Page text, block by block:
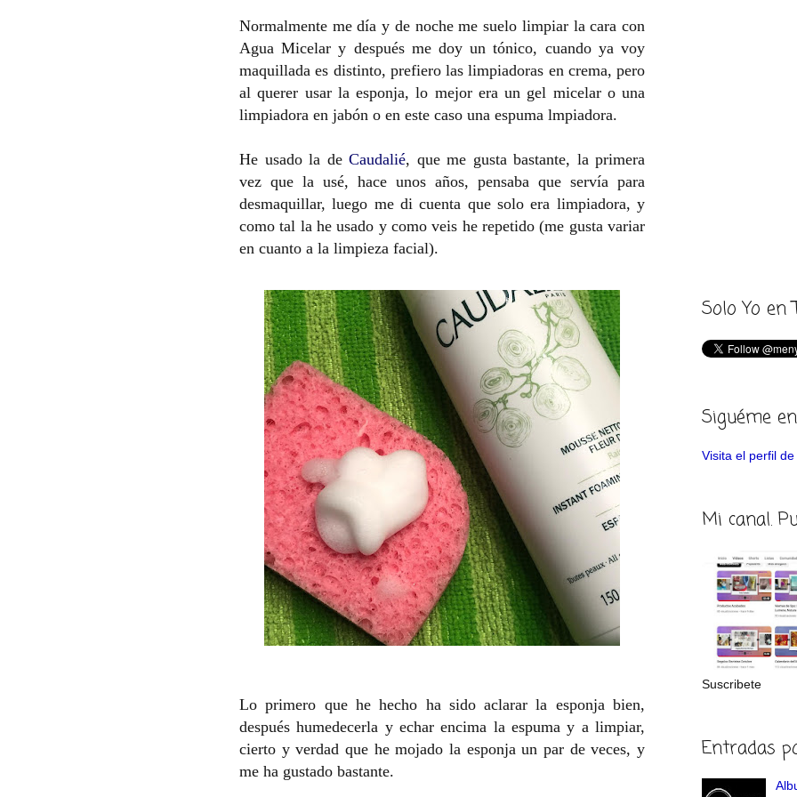
Normalmente me día y de noche me suelo limpiar la cara con
Agua Micelar y después me doy un tónico, cuando ya voy
maquillada es distinto, prefiero las limpiadoras en crema, pero
al querer usar la esponja, lo mejor era un gel micelar o una
limpiadora en jabón o en este caso una espuma lmpiadora.
He usado la de Caudalié, que me gusta bastante, la primera
vez que la usé, hace unos años, pensaba que servía para
desmaquillar, luego me di cuenta que solo era limpiadora, y
como tal la he usado y como veis he repetido (me gusta variar
en cuanto a la limpieza facial).
Lo primero que he hecho ha sido aclarar la esponja bien,
después humedecerla y echar encima la espuma y a limpiar,
cierto y verdad que he mojado la esponja un par de veces, y
me ha gustado bastante.
Solo Yo en
Siguéme
Visita el perfil
Mi canal.
Suscribete
Entradas